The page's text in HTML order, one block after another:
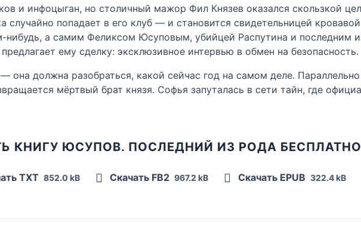
и инфоцыган, но столичный мажор Фил Князев оказался скользкой
случайно попадает в его клуб — и становится свидетельницей
а самим Феликсом Юсуповым, убийцей Распутина и последним
ему сделку: эксклюзивное интервью в обмен на безопасность.
она должна разобраться, какой сейчас год на самом деле.
мёртвый брат князя. Софья запуталась в сети тайн, где
КНИГУ ЮСУПОВ. ПОСЛЕДНИЙ ИЗ РОДА БЕСПЛАТНО
TXT 852.0 kB Скачать FB2 967.2 kB Скачать EPUB 322.4 kB